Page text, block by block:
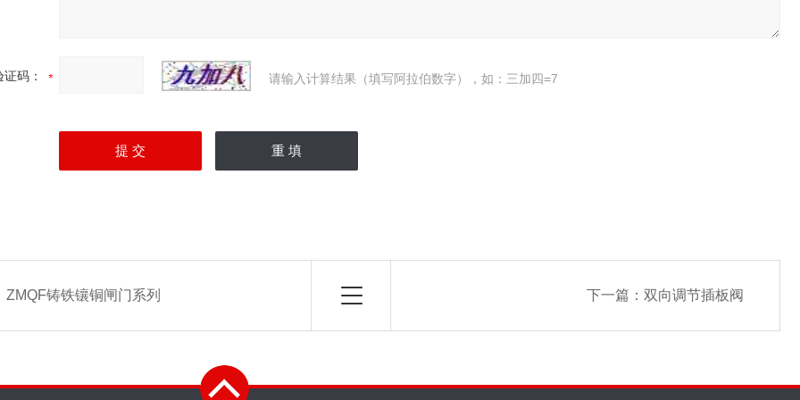
证码： 请输入计算结果（填写阿拉伯数字），如：三加四=7
ZMQF铸铁镶铜闸门系列 下一篇： 双向调节插板阀